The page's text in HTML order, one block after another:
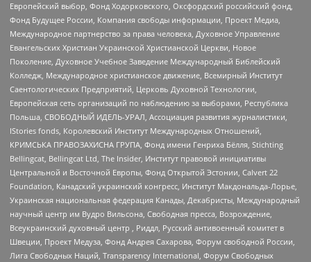
Европейский выбор, Фонд Ходорковского, Оксфордский российский фонд,
Фонд Будущее России, Компания свободы информации, Проект Медиа,
Международное партнерство за права человека, Духовное Управление
Евангельских Христиан Украинской Христианской Церкви, Новое
Поколение, Духовное Учебное Заведение Международный Библейский
Колледж, Международное христианское движение, Всемирный Институт
Саентологических Предприятий, Церковь Духовной Технологии,
Европейская сеть организаций по наблюдению за выборами, Республика
Польша, СВОБОДНЫЙ ИДЕЛЬ-УРАЛ, Ассоциация развития журналистики,
IStories fonds, Королевский Институт Международных Отношений,
КРИМСЬКА ПРАВОЗАХИСНА ГРУПА, Фонд имени Генриха Бёлля, Stichting
Bellingcat, Bellingcat Ltd, The Insider, Институт правовой инициативы
Центральной и Восточной Европы, Фонд Открытой Эстонии, Calvert 22
Foundation, Канадский украинский конгресс, Институт Макдональда-Лорье,
Украинская национальная федерация Канады, Декабристы, Международный
научный центр им Вудро Вильсона, Свободная пресса, Возрождение,
Всеукраинский духовный центр , Риддл, Русский антивоенный комитет в
Швеции, Проект Медуза, Фонд Андрея Сахарова, Форум свободной России,
Лига Свободных Наций, Transparеncy International, Форум Свободных